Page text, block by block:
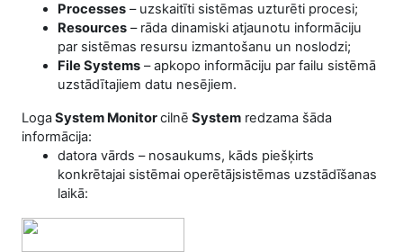
Processes – uzskaitīti sistēmas uzturēti procesi;
Resources – rāda dinamiski atjaunotu informāciju
par sistēmas resursu izmantošanu un noslodzi;
File Systems – apkopo informāciju par failu sistēmā
uzstādītajiem datu nesējiem.
LogaSystem Monitorcilnē System redzama šāda
informācija:
datora vārds – nosaukums, kāds piešķirts
konkrētajai sistēmai operētājsistēmas uzstādīšanas
laikā: